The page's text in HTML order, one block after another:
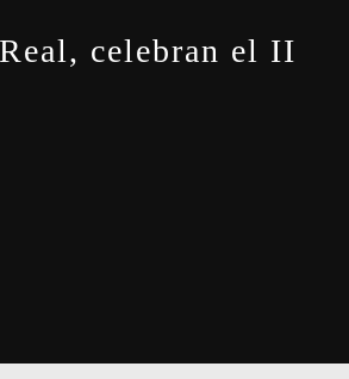
celebran el II